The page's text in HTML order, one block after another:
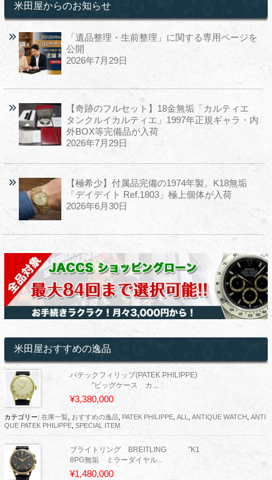
米田屋からのお知らせ
「遺品整理・生前整理」に関する専用ページを
公開
2026年7月29日
【奇跡のフルセット】18金無垢「カルティエ
タンクルイカルティエ」1997年正規ギャラ・内
外BOX等完備品が入荷
2026年7月29日
【極希少】付属品完備の1974年製。K18無垢
「デイデイト Ref.1803」極上個体が入荷
2026年6月30日
米田屋おすすめの逸品
パテックフィリップ(PATEK PHILIPPE)
”ビッグケース カ...
¥3,380,000
カテゴリー: 在庫一覧, おすすめの逸品, PATEK PHILIPPE, ALL ANTIQUE WATCH ANTI
QUE PATEK PHILIPPE, SPECIAL ITEM
ブライトリング BREITLING ”K1
8PG無垢 ミラーダイヤル...
¥1,480,000